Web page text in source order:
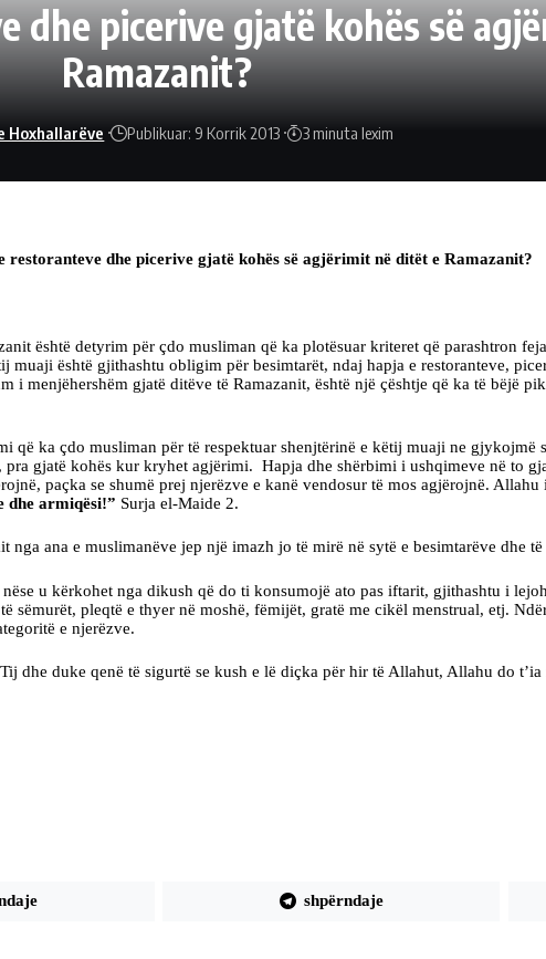
dhe picerive gjatë kohës së
Ramazanit?
Hoxhallarëve Publikuar: 9 Korrik 2013 3 minuta lexim
restoranteve dhe picerive gjatë kohës së agjërimit në ditët e Ramazanit?
është detyrim për çdo musliman që ka plotësuar kriteret që parashtron
muaji është gjithashtu obligim për besimtarët, ndaj hapja e restoranteve,
i menjëhershëm gjatë ditëve të Ramazanit, është një çështje që ka të bëjë
që ka çdo musliman për të respektuar shenjtërinë e këtij muaji ne gjykojmë
pra gjatë kohës kur kryhet agjërimi. Hapja dhe shërbimi i ushqimeve në to
paçka se shumë prej njerëzve e kanë vendosur të mos agjërojnë. Allahu
dhe armiqësi!” Surja el-Maide 2.
ana e muslimanëve jep një imazh jo të mirë në sytë e besimtarëve dhe
u kërkohet nga dikush që do ti konsumojë ato pas iftarit, gjithashtu i
sëmurët, pleqtë e thyer në moshë, fëmijët, gratë me cikël menstrual, etj.
e njerëzve.
duke qenë të sigurtë se kush e lë diçka për hir të Allahut, Allahu do t’ia
shpërndaje